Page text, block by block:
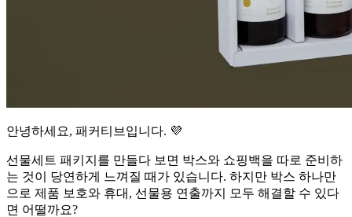
안녕하세요, 패커티브입니다. 💜
선물세트 패키지를 만들다 보면 박스와 쇼핑백을 따로 준비하
는 것이 당연하게 느껴질 때가 있습니다. 하지만 박스 하나만
으로 제품 보호와 휴대, 선물용 연출까지 모두 해결할 수 있다
면 어떨까요?